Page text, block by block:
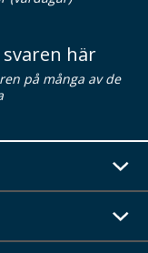
här
på många av de